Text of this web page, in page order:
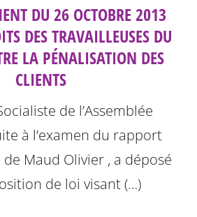
DU 26 OCTOBRE 2013
DES TRAVAILLEUSES DU
LA PÉNALISATION DES
CLIENTS
de l’Assemblée
à l’examen du rapport
Maud Olivier , a déposé
de loi visant (…)